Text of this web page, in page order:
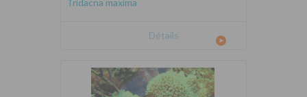
Tridacna maxima
Détails